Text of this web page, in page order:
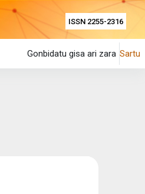
ISSN 2255-2316
Gonbidatu gisa ari zara Sartu